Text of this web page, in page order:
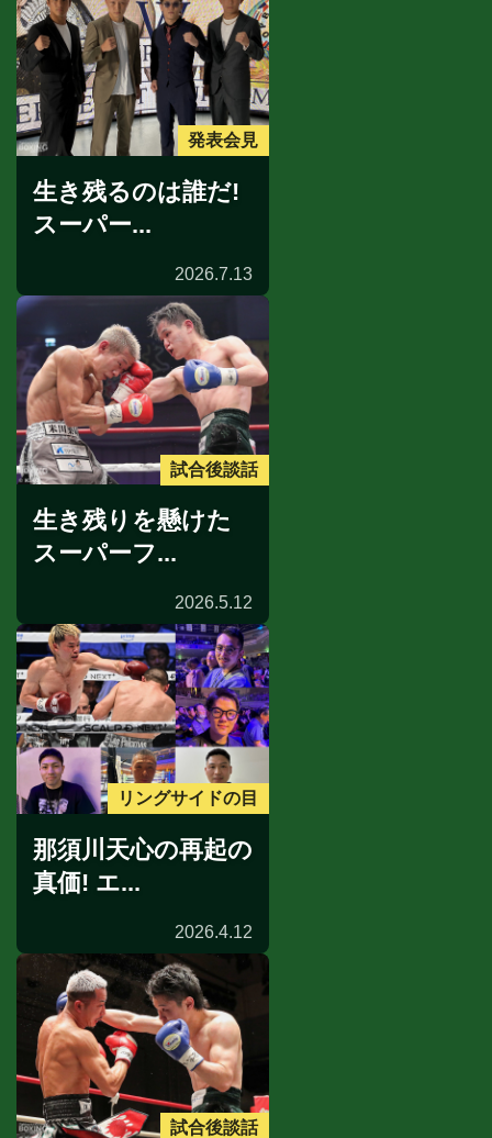
発表会見
生き残るのは誰だ!
スーパー...
2026.7.13
試合後談話
生き残りを懸けた
スーパーフ...
2026.5.12
リングサイドの目
那須川天心の再起の
真価! エ...
2026.4.12
試合後談話